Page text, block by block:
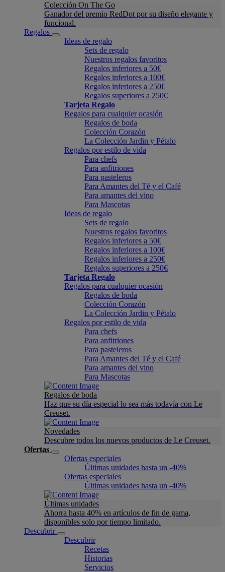
Colección On The Go
Ganador del premio RedDot por su diseño elegante y
funcional.
Regalos
Ideas de regalo
Sets de regalo
Nuestros regalos favoritos
Regalos inferiores a 50€
Regalos inferiores a 100€
Regalos inferiores a 250€
Regalos superiores a 250€
Tarjeta Regalo
Regalos para cualquier ocasión
Regalos de boda
Colección Corazón
La Colección Jardin y Pétalo
Regalos por estilo de vida
Para chefs
Para anfitriones
Para pasteleros
Para Amantes del Té y el Café
Para amantes del vino
Para Mascotas
Ideas de regalo
Sets de regalo
Nuestros regalos favoritos
Regalos inferiores a 50€
Regalos inferiores a 100€
Regalos inferiores a 250€
Regalos superiores a 250€
Tarjeta Regalo
Regalos para cualquier ocasión
Regalos de boda
Colección Corazón
La Colección Jardin y Pétalo
Regalos por estilo de vida
Para chefs
Para anfitriones
Para pasteleros
Para Amantes del Té y el Café
Para amantes del vino
Para Mascotas
Regalos de boda
Haz que su día especial lo sea más todavía con Le
Creuset.
Novedades
Descubre todos los nuevos productos de Le Creuset.
Ofertas
Ofertas especiales
Últimas unidades hasta un -40%
Ofertas especiales
Últimas unidades hasta un -40%
Últimas unidades
Ahorra hasta 40% en artículos de fin de gama,
disponibles solo por tiempo limitado.
Descubrir
Descubrir
Recetas
Historias
Servicios